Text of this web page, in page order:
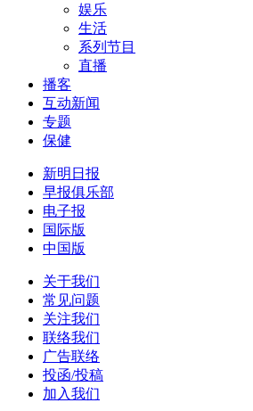
娱乐
生活
系列节目
直播
播客
互动新闻
专题
保健
新明日报
早报俱乐部
电子报
国际版
中国版
关于我们
常见问题
关注我们
联络我们
广告联络
投函/投稿
加入我们